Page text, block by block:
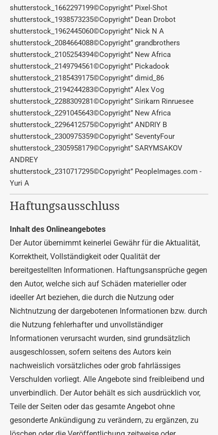
shutterstock_1662297199©Copyright” Pixel-Shot
shutterstock_1938573235©Copyright” Dean Drobot
shutterstock_1962445060©Copyright” Nick N A
shutterstock_2084664088©Copyright” grandbrothers
shutterstock_2105254394©Copyright” New Africa
shutterstock_2149794561©Copyright” Pickadook
shutterstock_2185439175©Copyright” dimid_86
shutterstock_2194244283©Copyright” Alex Vog
shutterstock_2288309281©Copyright” Sirikarn Rinruesee
shutterstock_2291045643©Copyright” New Africa
shutterstock_2296412575©Copyright” ANDRIY B
shutterstock_2300975359©Copyright” SeventyFour
shutterstock_2305958179©Copyright” SARYMSAKOV
ANDREY
shutterstock_2310717295©Copyright” PeopleImages.com -
Yuri A
Haftungsausschluss
Inhalt des Onlineangebotes
Der Autor übernimmt keinerlei Gewähr für die Aktualität,
Korrektheit, Vollständigkeit oder Qualität der
bereitgestellten Informationen. Haftungsansprüche gegen
den Autor, welche sich auf Schäden materieller oder
ideeller Art beziehen, die durch die Nutzung oder
Nichtnutzung der dargebotenen Informationen bzw. durch
die Nutzung fehlerhafter und unvollständiger
Informationen verursacht wurden, sind grundsätzlich
ausgeschlossen, sofern seitens des Autors kein
nachweislich vorsätzliches oder grob fahrlässiges
Verschulden vorliegt. Alle Angebote sind freibleibend und
unverbindlich. Der Autor behält es sich ausdrücklich vor,
Teile der Seiten oder das gesamte Angebot ohne
gesonderte Ankündigung zu verändern, zu ergänzen, zu